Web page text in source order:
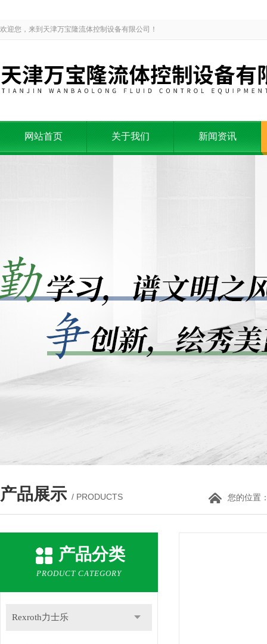
欢迎您，来到天津万宝隆流体控制设备有限公司！
网站首页 关于我们 新闻资讯
产品展示 / PRODUCTS 您的位置
产品分类
PRODUCT CATEGORY
Rexroth力士乐